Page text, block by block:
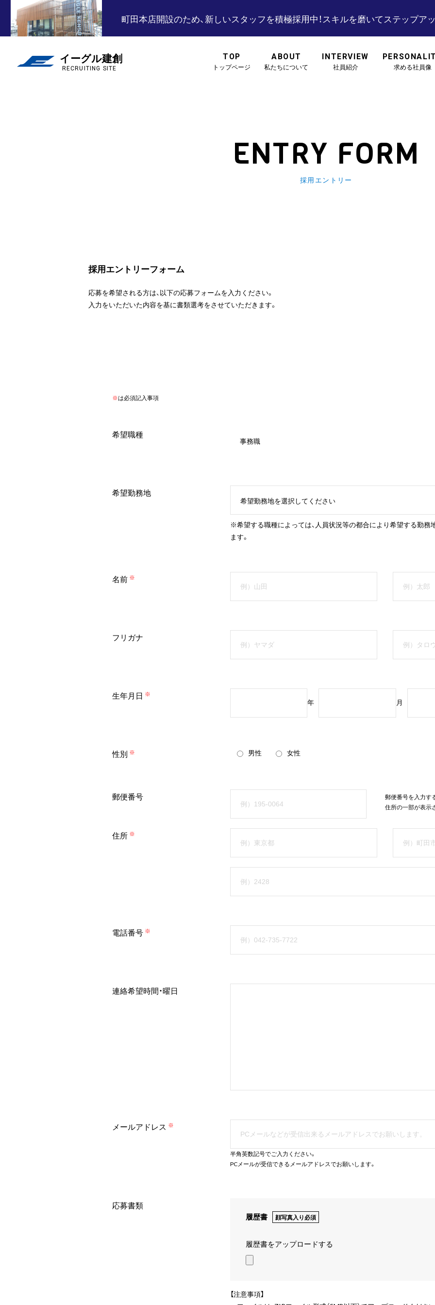
町田本店開設のため、新しいスタッフを積極採用中！スキルを磨いてステップア
イーグル建創
RECRUITING SITE
TOP
トップページ
ABOUT
私たちについて
INTERVIEW
社員紹介
求める社員像
ENTRY FORM
採用エントリー
採用エントリーフォーム
応募を希望される方は、以下の応募フォームを入力ください。
入力をいただいた内容を基に書類選考をさせていただきます。
※は必須記入事項
希望職種
希望勤務地
希望勤務地を選択してください
※希望する職種によっては、人員状況等の都合により希望する勤
ます。
名前 ※
フリガナ
生年月日 ※
年 月
性別 ※ 男性 女性
郵便番号
郵便番号を入力す
住所の一部が表示
住所 ※
電話番号 ※
連絡希望時間・曜日
メールアドレス ※
半角英数記号でご入力ください。
PCメールが受信できるメールアドレスでお願いします。
応募書類
履歴書 顔写真入り必須
履歴書をアップロードする
【注意事項】